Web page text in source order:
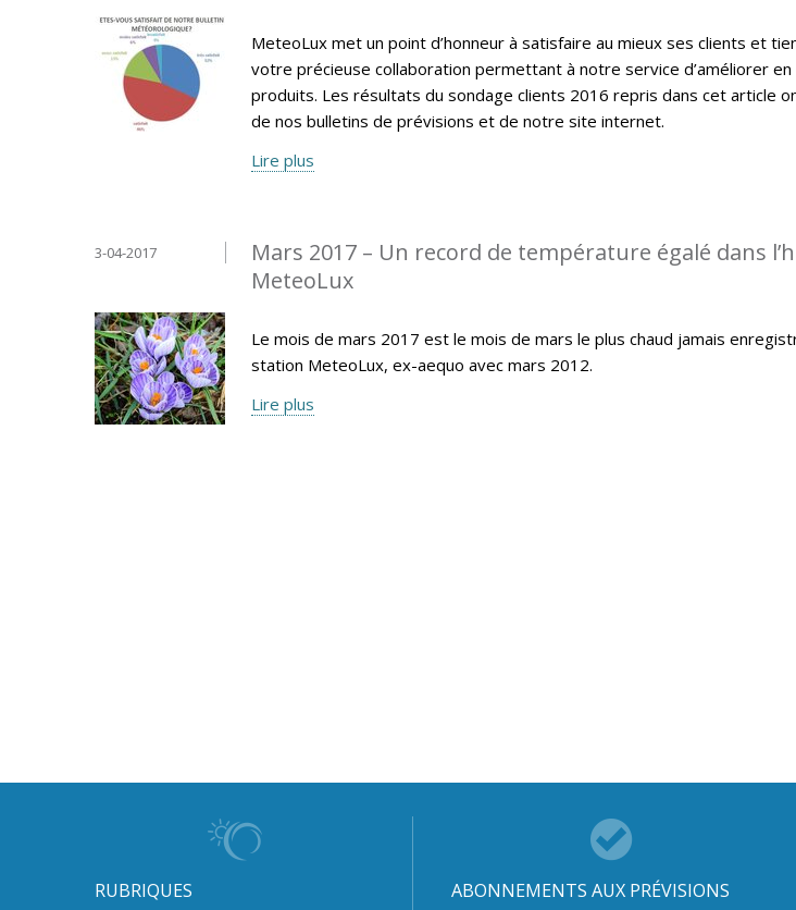
MeteoLux met un point d’honneur à satisfaire au mieux ses clients et
votre précieuse collaboration permettant à notre service d’améliorer en
produits. Les résultats du sondage clients 2016 repris dans cet article
de nos bulletins de prévisions et de notre site internet.
Lire plus
Mars 2017 – Un record de température égalé dans
MeteoLux
3-04-2017
Le mois de mars 2017 est le mois de mars le plus chaud jamais
station MeteoLux, ex-aequo avec mars 2012.
Lire plus
RUBRIQUES ABONNEMENTS AUX PRÉVISIONS